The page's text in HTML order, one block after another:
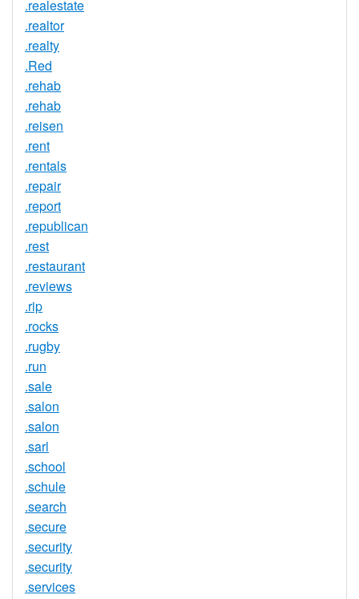
.realestate
.realtor
.realty
.Red
.rehab
.rehab
.reisen
.rent
.rentals
.repair
.report
.republican
.rest
.restaurant
.reviews
.rip
.rocks
.rugby
.run
.sale
.salon
.salon
.sarl
.school
.schule
.search
.secure
.security
.security
.services